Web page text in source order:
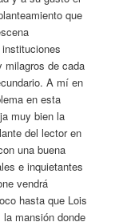
que
milagros de cada
A mí en
en esta
muy bien la
del lector en
una buena
e inquietantes
vendrá
hasta que Lois
mansión donde